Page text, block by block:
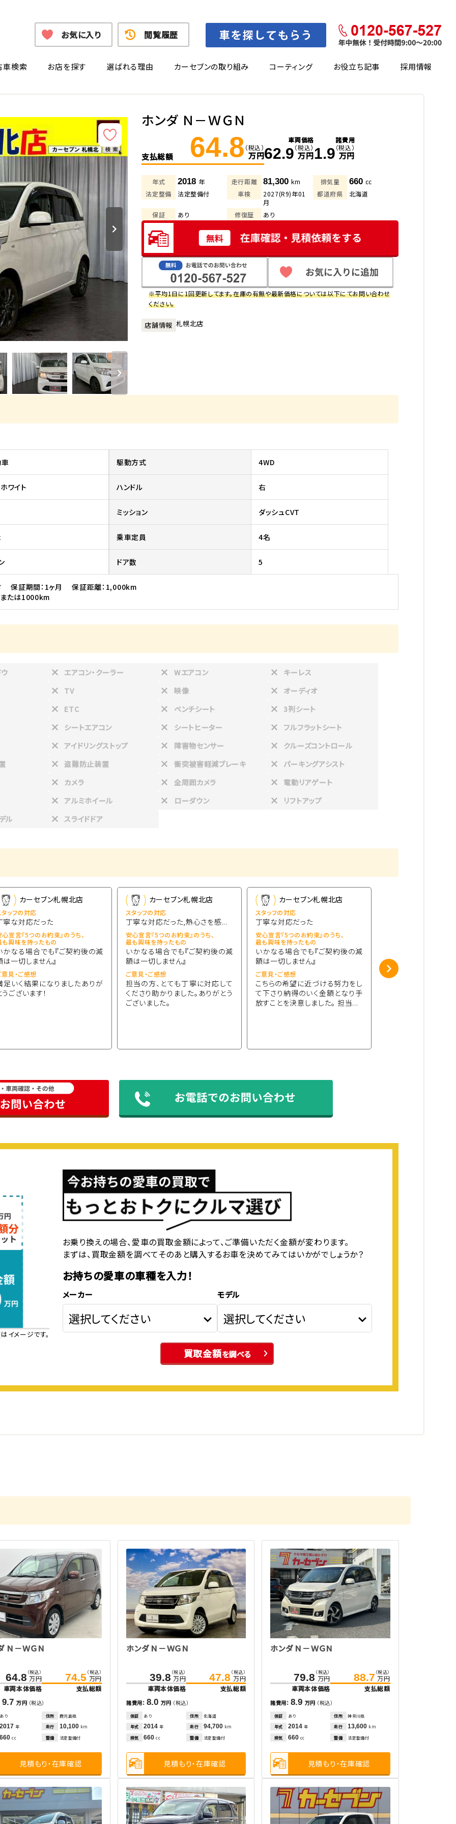
車検索 お店を探す 選ばれる理由 カーセブンの取り組み コーティング お役立ち記事 採用情報
お気に入り 閲覧履歴
ホンダ Ｎ－ＷＧＮ
支払総額 64.8 （税込）
万円
車両価格
62.9（税込）
万円
諸費用
1.9（税込）
万円
年式 2018 年 走行距離 81,300km 排気量 660 cc
法定整備
法定整備付 車検
2027(R9)年01
月
都道府県 北海道
保証 あり 修復歴 あり
※平均1日に1回更新してます。在庫の有無や最新価格については以下にてお問い合わせ
ください。
店舗情報 札幌北店
ワイト
駆動方式 4WD
ハンドル 右
ミッション ダッシュCVT
乗車定員 4名
ドア数 5
保証期間：1ヶ月 保証距離：1,000km
たは1000km
エアコン・クーラー Wエアコン
キーレス
TV
映像
オーディオ
ETC
ベンチシート
3列シート
シートエアコン
シートヒーター
フルフラットシート
アイドリングストップ
障害物センサー
クルーズコントロール
盗難防止装置 衝突被害軽減ブレーキ
パーキングアシスト
カメラ
全周囲カメラ
電動リアゲート
アルミホイール
ローダウン
リフトアップ
ル
スライドドア
カーセブン札幌北店
タッフの対応
寧な対応だった
心宣言『5つのお約束』のうち、
も興味を持ったもの
かなる場合でも『ご契約後の減
は一切しません』
意見・ご感想
足いく結果になりましたありが
うございます！
カーセブン札幌北店
スタッフの対応
丁寧な対応だった,熱心さを感...
安心宣言『5つのお約束』のうち、
最も興味を持ったもの
いかなる場合でも『ご契約後の減
額は一切しません』
ご意見・ご感想
担当の方、とても丁寧に対応して
くださり助かりました。ありがとう
ございました。
カーセブン札幌北店
スタッフの対応
丁寧な対応だった
安心宣言『5つのお約束』のうち、
最も興味を持ったもの
いかなる場合でも『ご契約後の減
額は一切しません』
ご意見・ご感想
こちらの希望に近づける努力をし
て下さり納得のいく金額となり手
放すことを決意しました。 担当...
額は一切しません』
ご意見・ご感想
イメージです。
お乗り換えの場合、愛車の買取金額によって、ご準備いただく金額が変わります。
まずは、買取金額を調べてそのあと購入するお車を決めてみてはいかがでしょうか？
お持ちの愛車の車種を入力！
メーカー モデル
買取金額を調べる
Ｎ－ＷＧＮ
64.8 （税込）
万円
車両本体価格
74.5 （税込）
万円
支払総額
9.7万円 （税込）
あり 住所 鹿児島県
2017年 走行 10,100 km
660cc 整備 法定整備付
見積もり・在庫確認
ホンダ Ｎ－ＷＧＮ
39.8 （税込）
万円
車両本体価格
47.8 （税込）
万円
支払総額
諸費用： 8.0 万円 （税込）
保証 あり 住所
北海道
年式
2014年 走行 94,700 km
排気
660cc 整備 法定整備付
見積もり・在庫確認
ホンダ Ｎ－ＷＧＮ
79.8 （税込）
万円
車両本体価格
88.7 （税込）
万円
支払総額
諸費用： 8.9 万円 （税込）
保証 あり 住所
神奈川県
年式
2014 年 走行 13,600 km
排気
660 cc 整備 法定整備付
見積もり・在庫確認